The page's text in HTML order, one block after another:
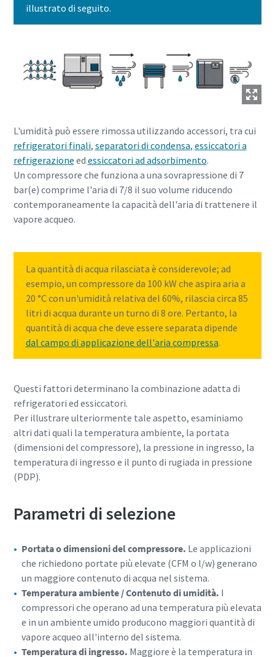
trasporto pneumatico
Scopri come creare un processo di trasporto pneumatico
Per saperne di più
illustrato di seguito.
L'umidità può essere rimossa utilizzando accessori, tra cui
refrigeratori finali, separatori di condensa, essiccatori a
refrigerazione ed essiccatori ad adsorbimento.
Un compressore che funziona a una sovrapressione di 7
bar(e) comprime l'aria di 7/8 il suo volume riducendo
contemporaneamente la capacità dell'aria di trattenere il
vapore acqueo.
La quantità di acqua rilasciata è considerevole; ad
esempio, un compressore da 100 kW che aspira aria a
20 °C con un'umidità relativa del 60%, rilascia circa 85
litri di acqua durante un turno di 8 ore. Pertanto, la
quantità di acqua che deve essere separata dipende
dal campo di applicazione dell'aria compressa.
Questi fattori determinano la combinazione adatta di
refrigeratori ed essiccatori.
Per illustrare ulteriormente tale aspetto, esaminiamo
altri dati quali la temperatura ambiente, la portata
(dimensioni del compressore), la pressione in ingresso, la
temperatura di ingresso e il punto di rugiada in pressione
(PDP).
Parametri di selezione
Portata o dimensioni del compressore. Le applicazioni
che richiedono portate più elevate (CFM o l/w) generano
un maggiore contenuto di acqua nel sistema.
Temperatura ambiente / Contenuto di umidità. I
compressori che operano ad una temperatura più elevata
e in un ambiente umido producono maggiori quantità di
vapore acqueo all'interno del sistema.
Temperatura di ingresso. Maggiore è la temperatura in